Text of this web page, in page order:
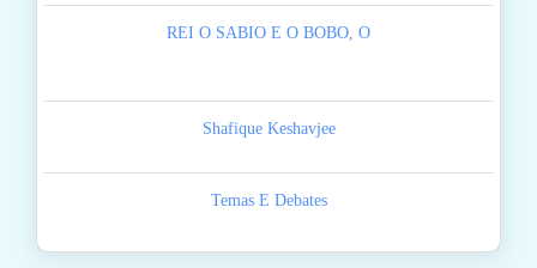
REI O SABIO E O BOBO, O
Shafique Keshavjee
Temas E Debates